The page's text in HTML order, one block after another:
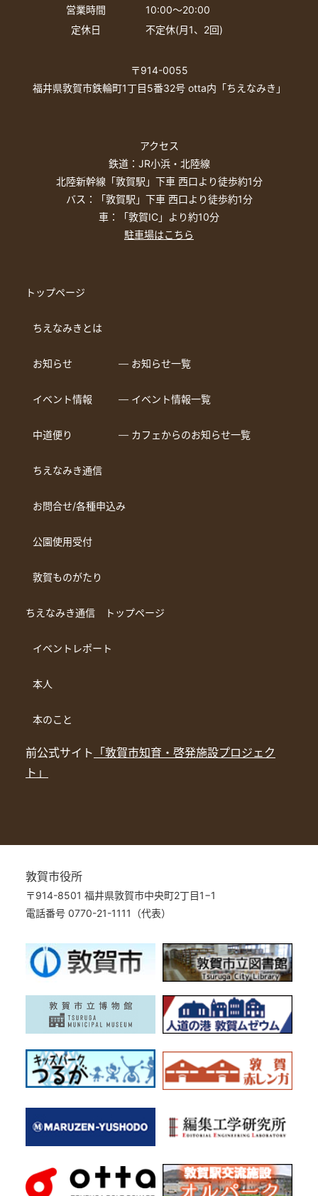
営業時間
10:00〜20:00
定休日
不定休(月1、2回)
〒914-0055
福井県敦賀市鉄輪町1丁目5番32号 otta内「ちえなみき」
アクセス
鉄道：JR小浜・北陸線
北陸新幹線「敦賀駅」下車 西口より徒歩約1分
バス：「敦賀駅」下車 西口より徒歩約1分
車：「敦賀IC」より約10分
駐車場はこちら
トップページ
ちえなみきとは
お知らせ ― お知らせ一覧
イベント情報 ― イベント情報一覧
中道便り ― カフェからのお知らせ一覧
ちえなみき通信
お問合せ/各種申込み
公園使用受付
敦賀ものがたり
ちえなみき通信 トップページ
イベントレポート
本人
本のこと
前公式サイト 「敦賀市知育・啓発施設プロジェク
ト」
敦賀市役所
〒914-8501 福井県敦賀市中央町2丁目1−1
電話番号 0770-21-1111（代表）